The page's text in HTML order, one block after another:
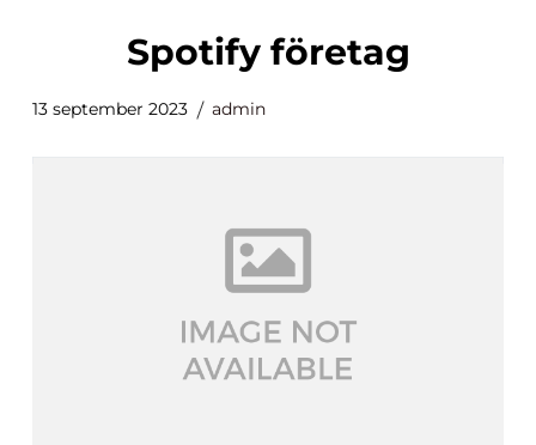
spotify företag
13 september 2023 admin